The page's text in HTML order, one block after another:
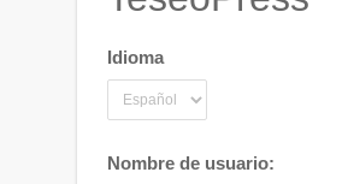
Idioma
Nombre de usuario: